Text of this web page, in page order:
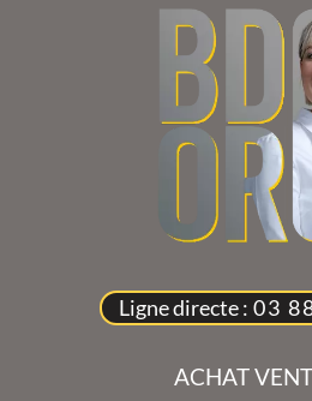
Ligne directe : 03
ACHAT